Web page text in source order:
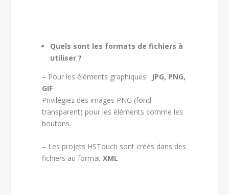
Quels sont les formats de fichiers à
utiliser ?
– Pour les éléments graphiques : JPG, PNG,
GIF
Privilégiez des images PNG (fond
transparent) pour les éléments comme les
boutons.
– Les projets HSTouch sont créés dans des
fichiers au formatXML